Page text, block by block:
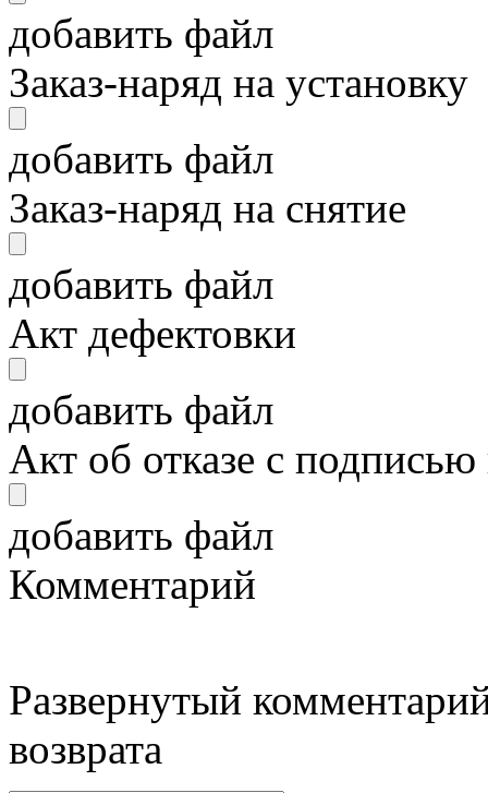
добавить файл
Заказ-наряд на установку
добавить файл
Заказ-наряд на снятие
добавить файл
Акт дефектовки
добавить файл
Акт об отказе с
добавить файл
Комментарий
Развернутый
возврата